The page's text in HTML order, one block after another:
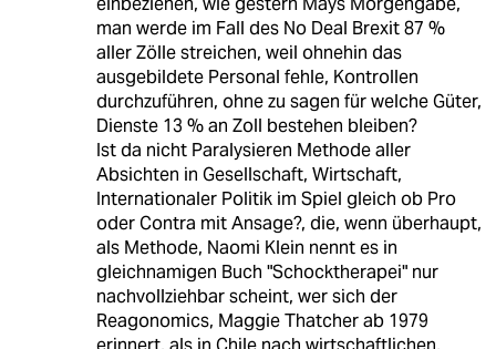
man werde im Fall des No Deal Brexit 87 %
aller Zölle streichen, weil ohnehin das
ausgebildete Personal fehle, Kontrollen
durchzuführen, ohne zu sagen für welche Güter,
Dienste 13 % an Zoll bestehen bleiben?
Ist da nicht Paralysieren Methode aller
Absichten in Gesellschaft, Wirtschaft,
Internationaler Politik im Spiel gleich ob Pro
oder Contra mit Ansage?, die, wenn überhaupt,
als Methode, Naomi Klein nennt es in
gleichnamigen Buch "Schocktherapei" nur
nachvollziehbar scheint, wer sich der
Reagonomics, Maggie Thatcher ab 1979